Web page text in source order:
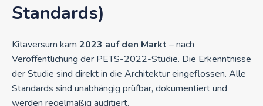
Standards)
Kitaversum kam 2023 auf den Markt – nach
Veröffentlichung der PETS-2022-Studie. Die Erkenntnisse
der Studie sind direkt in die Architektur eingeflossen. Alle
Standards sind unabhängig prüfbar, dokumentiert und
werden regelmäßig auditiert.